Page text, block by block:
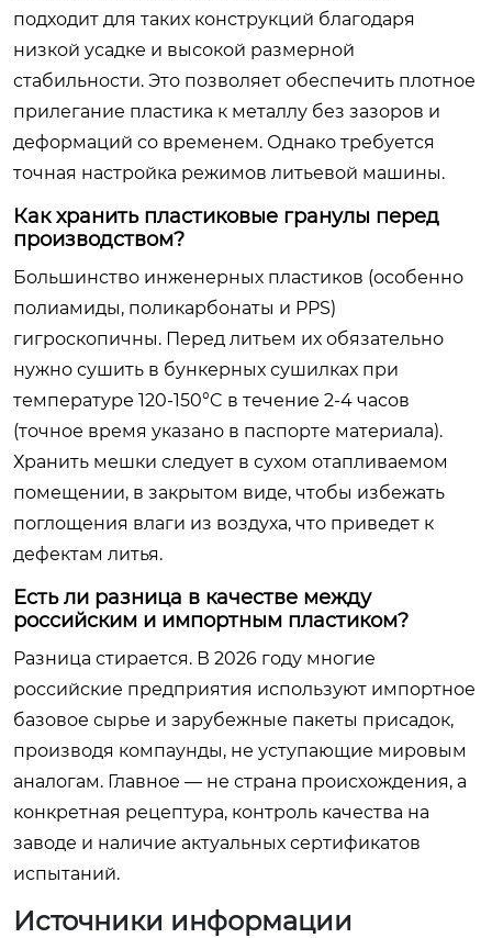
подходит для таких конструкций благодаря
низкой усадке и высокой размерной
стабильности. Это позволяет обеспечить плотное
прилегание пластика к металлу без зазоров и
деформаций со временем. Однако требуется
точная настройка режимов литьевой машины.
Как хранить пластиковые гранулы перед
производством?
Большинство инженерных пластиков (особенно
полиамиды, поликарбонаты и PPS)
гигроскопичны. Перед литьем их обязательно
нужно сушить в бункерных сушилках при
температуре 120-150°C в течение 2-4 часов
(точное время указано в паспорте материала).
Хранить мешки следует в сухом отапливаемом
помещении, в закрытом виде, чтобы избежать
поглощения влаги из воздуха, что приведет к
дефектам литья.
Есть ли разница в качестве между
российским и импортным пластиком?
Разница стирается. В 2026 году многие
российские предприятия используют импортное
базовое сырье и зарубежные пакеты присадок,
производя компаунды, не уступающие мировым
аналогам. Главное — не страна происхождения, а
конкретная рецептура, контроль качества на
заводе и наличие актуальных сертификатов
испытаний.
Источники информации